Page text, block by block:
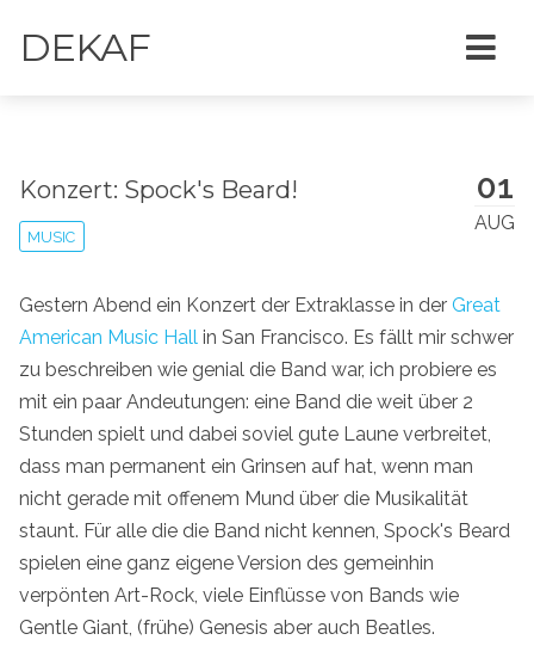
DEKAF
01
AUG
Konzert: Spock's Beard!
MUSIC
Gestern Abend ein Konzert der Extraklasse in der Great
American Music Hall in San Francisco. Es fällt mir schwer
zu beschreiben wie genial die Band war, ich probiere es
mit ein paar Andeutungen: eine Band die weit über 2
Stunden spielt und dabei soviel gute Laune verbreitet,
dass man permanent ein Grinsen auf hat, wenn man
nicht gerade mit offenem Mund über die Musikalität
staunt. Für alle die die Band nicht kennen, Spock's Beard
spielen eine ganz eigene Version des gemeinhin
verpönten Art-Rock, viele Einflüsse von Bands wie
Gentle Giant, (frühe) Genesis aber auch Beatles.